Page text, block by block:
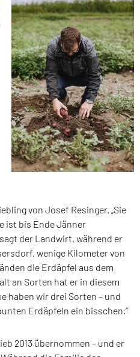
von Josef Resinger. „Sie
ist bis Ende Jänner
sagt der Landwirt, während er
wenige Kilometer von
die Erdäpfel aus dem
an Sorten hat er in diesem
haben wir drei Sorten – und
Erdäpfeln ein bisschen.“
2013 übernommen – und er